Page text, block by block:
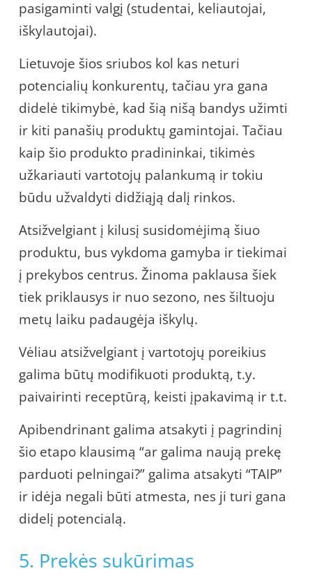
pasigaminti valgį (studentai, keliautojai,
iškylautojai).
Lietuvoje šios sriubos kol kas neturi
potencialių konkurentų, tačiau yra gana
didelė tikimybė, kad šią nišą bandys užimti
ir kiti panašių produktų gamintojai. Tačiau
kaip šio produkto pradininkai, tikimės
užkariauti vartotojų palankumą ir tokiu
būdu užvaldyti didžiąją dalį rinkos.
Atsižvelgiant į kilusį susidomėjimą šiuo
produktu, bus vykdoma gamyba ir tiekimai
į prekybos centrus. Žinoma paklausa šiek
tiek priklausys ir nuo sezono, nes šiltuoju
metų laiku padaugėja iškylų.
Vėliau atsižvelgiant į vartotojų poreikius
galima būtų modifikuoti produktą, t.y.
paivairinti receptūrą, keisti įpakavimą ir t.t.
Apibendrinant galima atsakyti į pagrindinį
šio etapo klausimą “ar galima naują prekę
parduoti pelningai?” galima atsakyti “TAIP”
ir idėja negali būti atmesta, nes ji turi gana
didelį potencialą.
5. Prekės sukūrimas